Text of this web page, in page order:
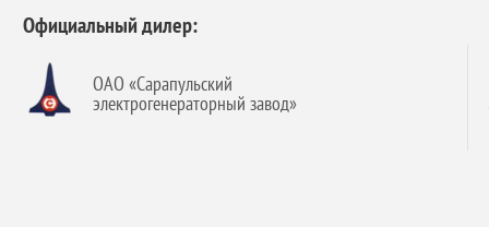
Официальный дилер:
ОАО «Сарапульский
электрогенераторный завод»